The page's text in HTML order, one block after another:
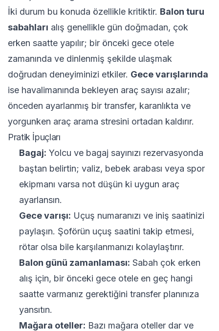
İki durum bu konuda özellikle kritiktir. Balon turu
sabahları alış genellikle gün doğmadan, çok
erken saatte yapılır; bir önceki gece otele
zamanında ve dinlenmiş şekilde ulaşmak
doğrudan deneyiminizi etkiler. Gece varışlarında
ise havalimanında bekleyen araç sayısı azalır;
önceden ayarlanmış bir transfer, karanlıkta ve
yorgunken araç arama stresini ortadan kaldırır.
Pratik İpuçları
Bagaj: Yolcu ve bagaj sayınızı rezervasyonda
baştan belirtin; valiz, bebek arabası veya spor
ekipmanı varsa not düşün ki uygun araç
ayarlansın.
Gece varışı: Uçuş numaranızı ve iniş saatinizi
paylaşın. Şoförün uçuş saatini takip etmesi,
rötar olsa bile karşılanmanızı kolaylaştırır.
Balon günü zamanlaması: Sabah çok erken
alış için, bir önceki gece otele en geç hangi
saatte varmanız gerektiğini transfer planınıza
yansıtın.
Mağara oteller: Bazı mağara oteller dar ve